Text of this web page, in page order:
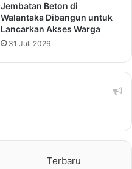
Jembatan Beton di
Walantaka Dibangun untuk
Lancarkan Akses Warga
31 Juli 2026
Terbaru